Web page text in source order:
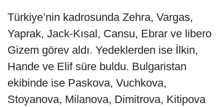
Türkiye’nin kadrosunda Zehra, Vargas,
Yaprak, Jack-Kısal, Cansu, Ebrar ve libero
Gizem görev aldı. Yedeklerden ise İlkin,
Hande ve Elif süre buldu. Bulgaristan
ekibinde ise Paskova, Vuchkova,
Stoyanova, Milanova, Dimitrova, Kitipova